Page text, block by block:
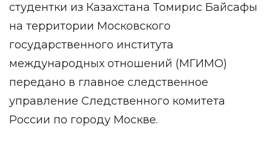
студентки из Казахстана Томирис Байсафы
на территории Московского
государственного института
международных отношений (МГИМО)
передано в главное следственное
управление Следственного комитета
России по городу Москве.